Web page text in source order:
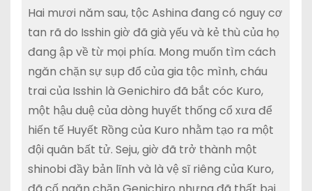
Hai mươi năm sau, tộc Ashina đang có nguy cơ
tan rã do Isshin giờ đã già yếu và kẻ thù của họ
đang ập về từ mọi phía. Mong muốn tìm cách
ngăn chặn sự sụp đổ của gia tộc mình, cháu
trai của Isshin là Genichiro đã bắt cóc Kuro,
một hậu duệ của dòng huyết thống cổ xưa để
hiến tế Huyết Rồng của Kuro nhằm tạo ra một
đội quân bất tử. Seju, giờ đã trở thành một
shinobi đầy bản lĩnh và là vệ sĩ riêng của Kuro,